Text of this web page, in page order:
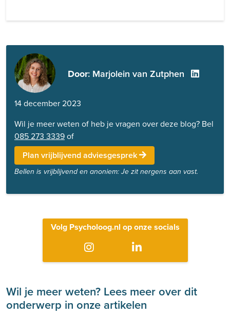
Door: Marjolein van Zutphen
14 december 2023
Wil je meer weten of heb je vragen over deze blog? Bel
085 273 3339of
Plan vrijblijvend adviesgesprek
Bellen is vrijblijvend en anoniem: Je zit nergens aan vast.
Volg Psycholoog.nl op onze socials
Wil je meer weten? Lees meer over dit
onderwerp in onze artikelen